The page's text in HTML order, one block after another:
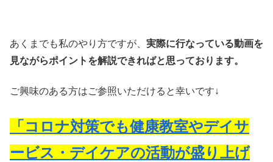
あくまでも私のやり方ですが、 実際に行なっている動画を
見ながらポイントを解説できればと思っております。
ご興味のある方はご参照いただけると幸いです↓
「コロナ対策でも健康教室やデイサ
ービス・デイケアの活動が盛り上げ